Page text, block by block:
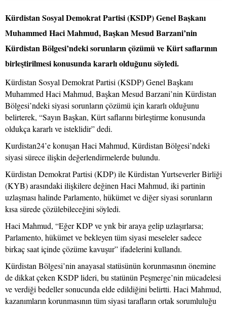
Kürdistan Sosyal Demokrat Partisi (KSDP) Genel Başkanı
Muhammed Haci Mahmud, Başkan Mesud Barzani’nin
Kürdistan Bölgesi’ndeki sorunların çözümü ve Kürt saflarının
birleştirilmesi konusunda kararlı olduğunu söyledi.
Kürdistan Sosyal Demokrat Partisi (KSDP) Genel Başkanı
Muhammed Haci Mahmud, Başkan Mesud Barzani’nin Kürdistan
Bölgesi’ndeki siyasi sorunların çözümü için kararlı olduğunu
belirterek, “Sayın Başkan, Kürt saflarını birleştirme konusunda
oldukça kararlı ve isteklidir” dedi.
Kurdistan24’e konuşan Haci Mahmud, Kürdistan Bölgesi’ndeki
siyasi sürece ilişkin değerlendirmelerde bulundu.
Kürdistan Demokrat Partisi (KDP) ile Kürdistan Yurtseverler Birliği
(KYB) arasındaki ilişkilere değinen Haci Mahmud, iki partinin
uzlaşması halinde Parlamento, hükümet ve diğer siyasi sorunların
kısa sürede çözülebileceğini söyledi.
Haci Mahmud, “Eğer KDP ve ynk bir araya gelip uzlaşırlarsa;
Parlamento, hükümet ve bekleyen tüm siyasi meseleler sadece
birkaç saat içinde çözüme kavuşur” ifadelerini kullandı.
Kürdistan Bölgesi’nin anayasal statüsünün korunmasının önemine
de dikkat çeken KSDP lideri, bu statünün Peşmerge’nin mücadelesi
ve verdiği bedeller sonucunda elde edildiğini belirtti. Haci Mahmud,
kazanımların korunmasının tüm siyasi tarafların ortak sorumluluğu